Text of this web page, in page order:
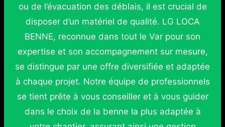
ou de l’évacuation des déblais, il est crucial de
disposer d’un matériel de qualité. LG LOCA
BENNE, reconnue dans tout le Var pour son
expertise et son accompagnement sur mesure,
se distingue par une offre diversifiée et adaptée
à chaque projet. Notre équipe de professionnels
se tient prête à vous conseiller et à vous guider
dans le choix de la benne la plus adaptée à